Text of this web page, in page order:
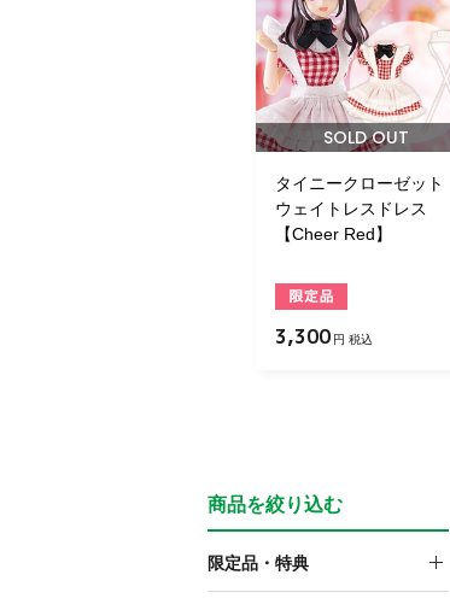
SOLD OUT
タイニークローゼット
ウェイトレスドレス
【Cheer Red】
3,300 円 税込
商品を絞り込む
限定品・特典